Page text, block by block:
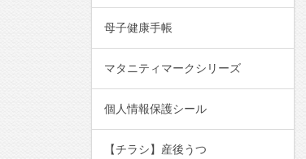
母子健康手帳
マタニティマークシリーズ
個人情報保護シール
【チラシ】産後うつ